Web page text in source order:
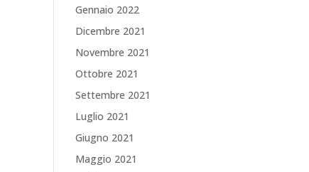
Gennaio 2022
Dicembre 2021
Novembre 2021
Ottobre 2021
Settembre 2021
Luglio 2021
Giugno 2021
Maggio 2021